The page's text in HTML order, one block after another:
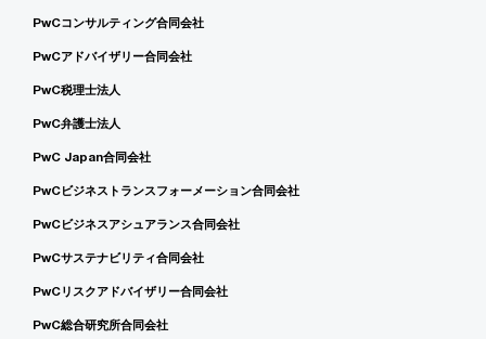
PwCコンサルティング合同会社
PwCアドバイザリー合同会社
PwC税理士法人
PwC弁護士法人
PwC Japan合同会社
PwCビジネストランスフォーメーション合同会社
PwCビジネスアシュアランス合同会社
PwCサステナビリティ合同会社
PwCリスクアドバイザリー合同会社
PwC総合研究所合同会社